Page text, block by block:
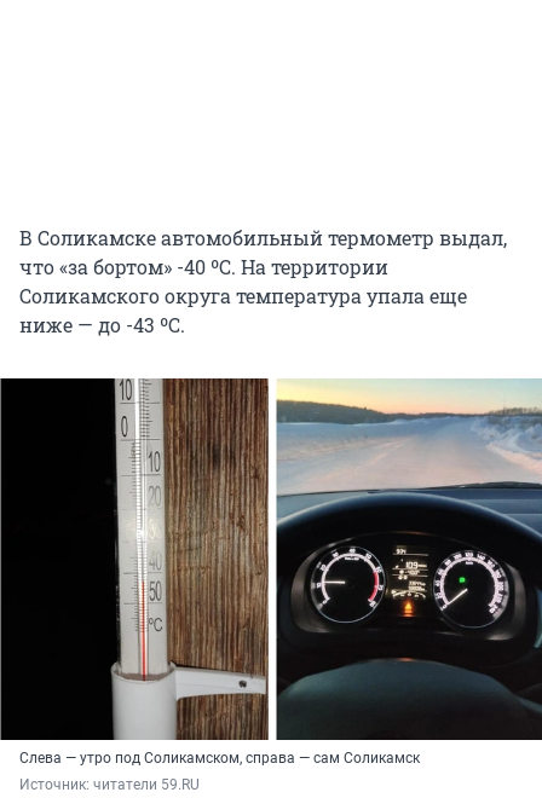
В Соликамске автомобильный термометр выдал,
что «за бортом» -40 ºС. На территории
Соликамского округа температура упала еще
ниже — до -43 ºС.
Слева — утро под Соликамском, справа — сам Соликамск
Источник: читатели 59.RU